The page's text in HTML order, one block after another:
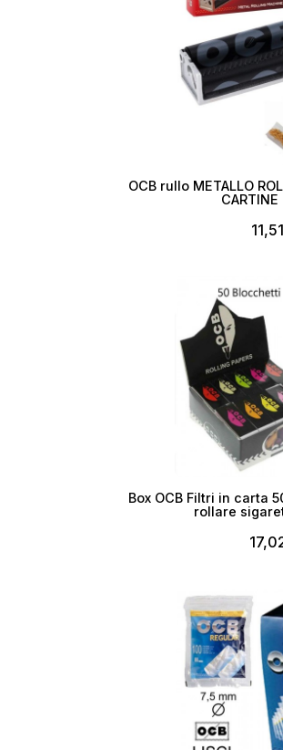
OCB rullo METALLO
CARTINE
Box OCB Filtri in carta
rollare